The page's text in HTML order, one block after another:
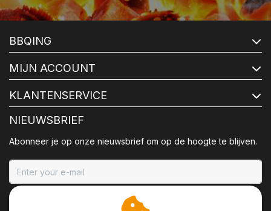
BBQING
MIJN ACCOUNT
KLANTENSERVICE
NIEUWSBRIEF
Abonneer je op onze nieuwsbrief om op de hoogte te blijven.